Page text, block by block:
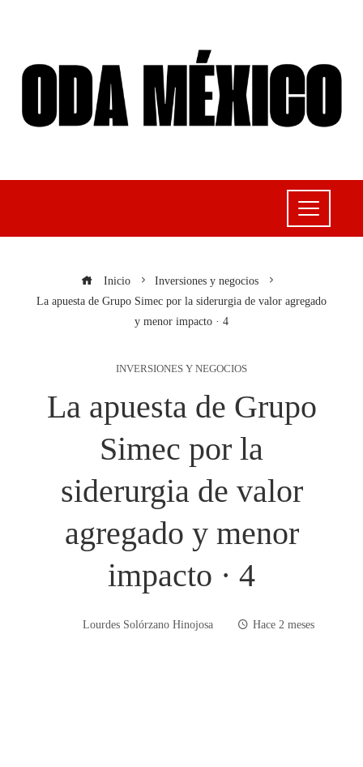
Inicio
Inversiones y negocios
La apuesta de Grupo Simec por la siderurgia de valor agregado
y menor impacto · 4
INVERSIONES Y NEGOCIOS
La apuesta de Grupo
Simec por la
siderurgia de valor
agregado y menor
impacto · 4
Lourdes Solórzano Hinojosa Hace 2 meses